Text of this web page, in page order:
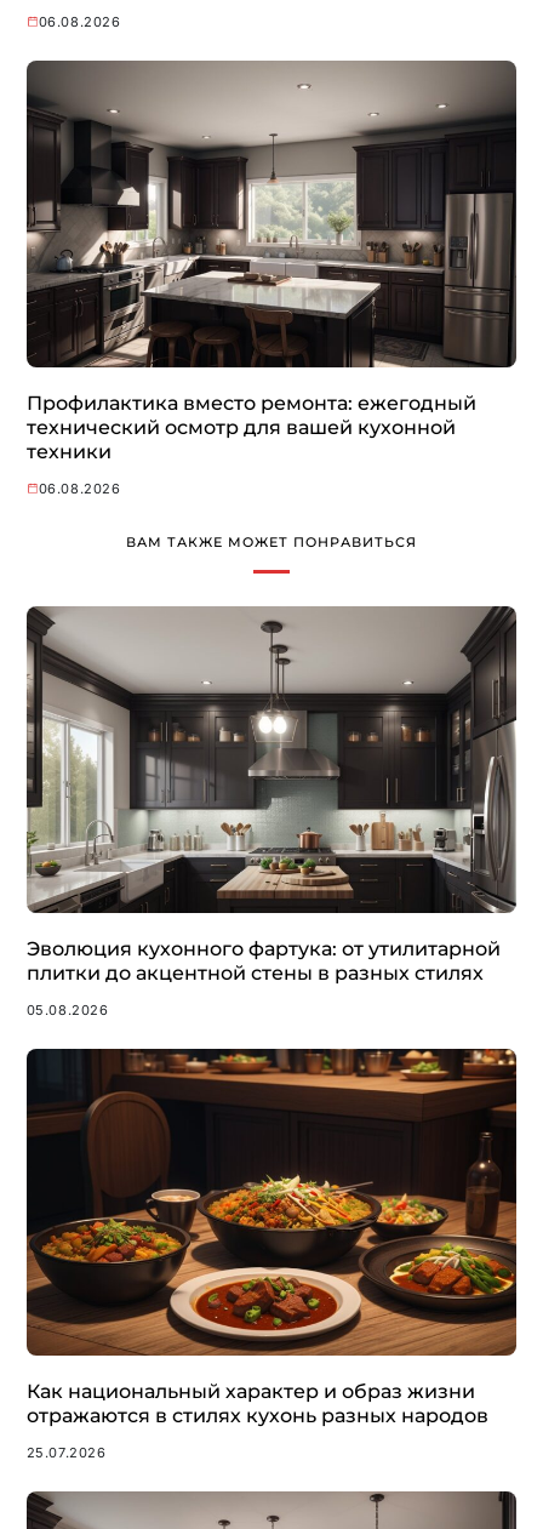
06.08.2026
Профилактика вместо ремонта: ежегодный
технический осмотр для вашей кухонной
техники
06.08.2026
ВАМ ТАКЖЕ МОЖЕТ ПОНРАВИТЬСЯ
Эволюция кухонного фартука: от утилитарной
плитки до акцентной стены в разных стилях
05.08.2026
Как национальный характер и образ жизни
отражаются в стилях кухонь разных народов
25.07.2026